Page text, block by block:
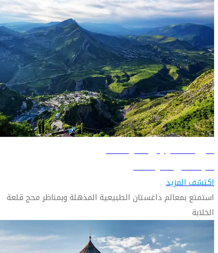
دليل السفر إلى محج قلعة
تعرّف على محج قلعة
اكتشف المزيد
استمتع بمعالم داغستان الطبيعية المذهلة وبمناظر محج قلعة
الخلابة